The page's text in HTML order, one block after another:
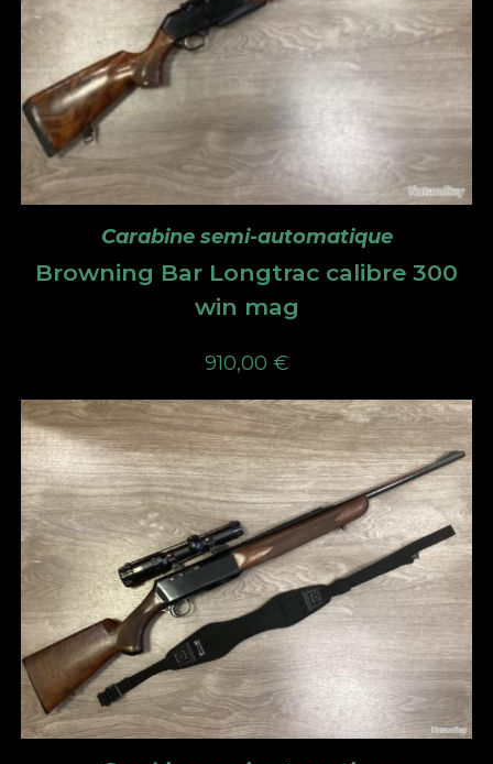
Carabine semi-automatique
Browning Bar Longtrac calibre 300
win mag
910,00 €